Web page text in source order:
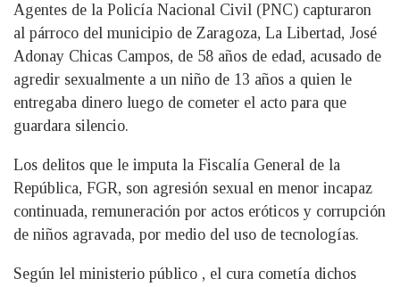
Agentes de la Policía Nacional Civil (PNC) capturaron
al párroco del municipio de Zaragoza, La Libertad, José
Adonay Chicas Campos, de 58 años de edad, acusado de
agredir sexualmente a un niño de 13 años a quien le
entregaba dinero luego de cometer el acto para que
guardara silencio.
Los delitos que le imputa la Fiscalía General de la
República, FGR, son agresión sexual en menor incapaz
continuada, remuneración por actos eróticos y corrupción
de niños agravada, por medio del uso de tecnologías.
Según lel ministerio público , el cura cometía dichos